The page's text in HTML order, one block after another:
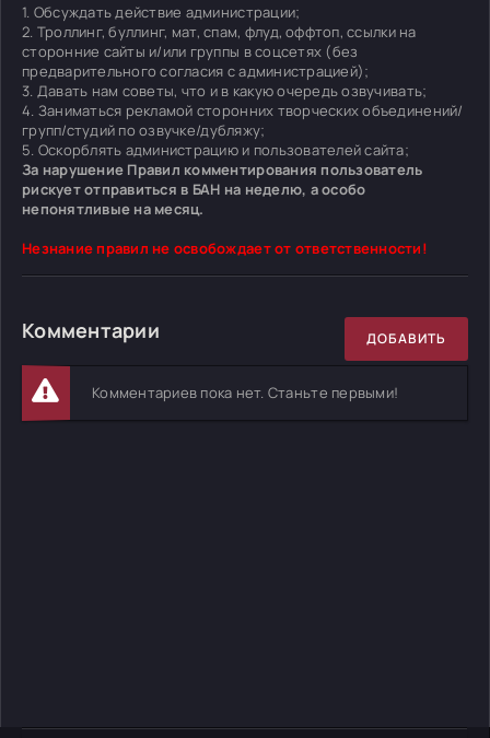
1. Обсуждать действие администрации;
2. Троллинг, буллинг, мат, спам, флуд, оффтоп, ссылки на
сторонние сайты и/или группы в соцсетях (без
предварительного согласия с администрацией);
3. Давать нам советы, что и в какую очередь озвучивать;
4. Заниматься рекламой сторонних творческих объединений/
групп/студий по озвучке/дубляжу;
5. Оскорблять администрацию и пользователей сайта;
За нарушение Правил комментирования пользователь
рискует отправиться в БАН на неделю, а особо
непонятливые на месяц.
Незнание правил не освобождает от ответственности!
Комментарии ДОБАВИТЬ
Комментариев пока нет. Станьте первыми!